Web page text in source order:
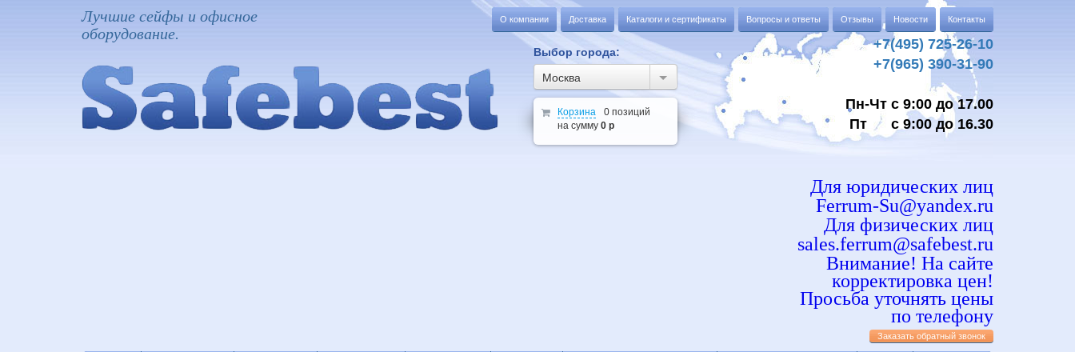
Лучшие сейфы и офисное
оборудование.
О компании Доставка Каталоги и сертификаты Вопросы и ответы Отзывы Новости Контакты
Выбор города:
Москва
Корзина
0 позиций
на сумму 0 р
+7(495) 725-26-10
+7(965) 390-31-90
Пн-Чт с 9:00 до 17.00
Пт с 9:00 до 16.30
Для юридических лиц
Ferrum-Su@yandex.ru
Для физических лиц
sales.ferrum@safebest.ru
Внимание! На сайте
корректировка цен!
Просьба уточнять цены
по телефону
Заказать обратный звонок